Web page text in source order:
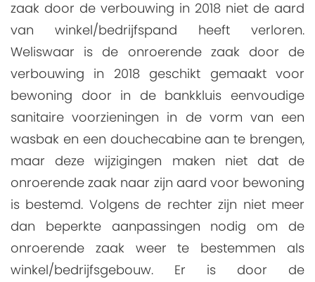
zaak door de verbouwing in 2018 niet de aard
van winkel/bedrijfspand heeft verloren.
Weliswaar is de onroerende zaak door de
verbouwing in 2018 geschikt gemaakt voor
bewoning door in de bankkluis eenvoudige
sanitaire voorzieningen in de vorm van een
wasbak en een douchecabine aan te brengen,
maar deze wijzigingen maken niet dat de
onroerende zaak naar zijn aard voor bewoning
is bestemd. Volgens de rechter zijn niet meer
dan beperkte aanpassingen nodig om de
onroerende zaak weer te bestemmen als
winkel/bedrijfsgebouw. Er is door de